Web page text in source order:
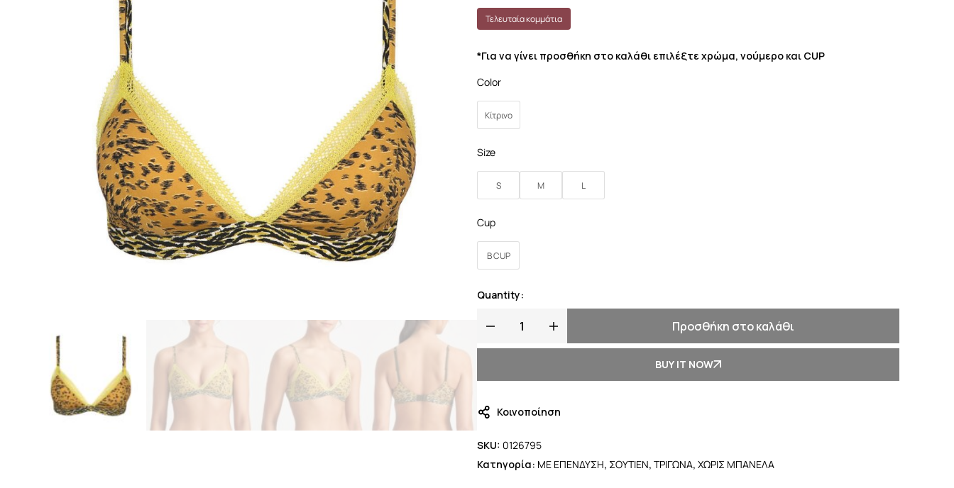
Τελευταία κομμάτια
*Για να γίνει προσθήκη στο καλάθι επιλέξτε χρώμα, νούμερο και CUP
Color
Κίτρινο
Size
S M L
Cup
B CUP
Quantity:
Προσθήκη στο καλάθι
BUY IT NOW
Κοινοποίηση
SKU: 0126795
Κατηγορία: ΜΕ ΕΠΕΝΔΥΣΗ, ΣΟΥΤΙΕΝ, ΤΡΙΓΩΝΑ, ΧΩΡΙΣ ΜΠΑΝΕΛΑ